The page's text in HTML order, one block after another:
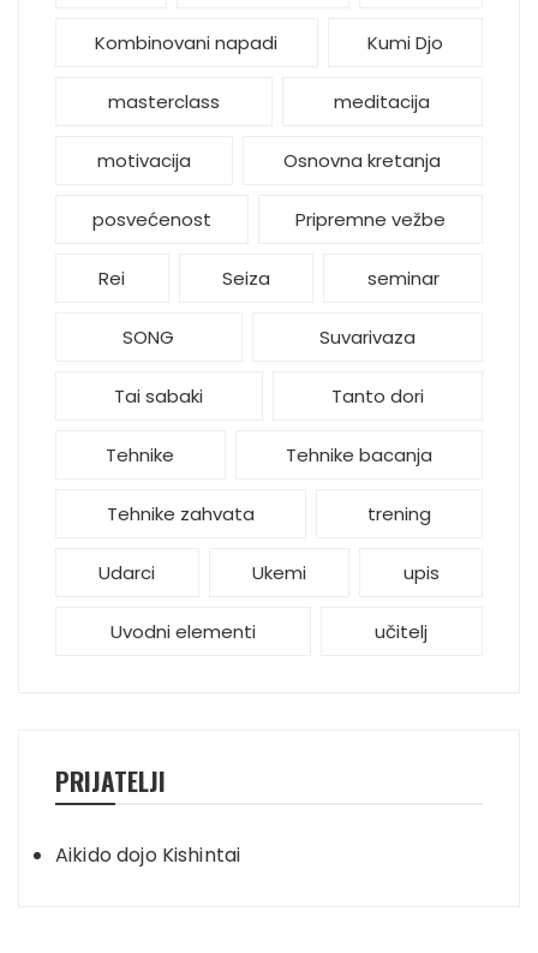
Kombinovani napadi Kumi Djo
masterclass meditacija
motivacija Osnovna kretanja
posvećenost Pripremne vežbe
Rei Seiza seminar
SONG Suvarivaza
Tai sabaki Tanto dori
Tehnike Tehnike bacanja
Tehnike zahvata trening
Udarci Ukemi upis
Uvodni elementi učitelj
PRIJATELJI
Aikido dojo Kishintai